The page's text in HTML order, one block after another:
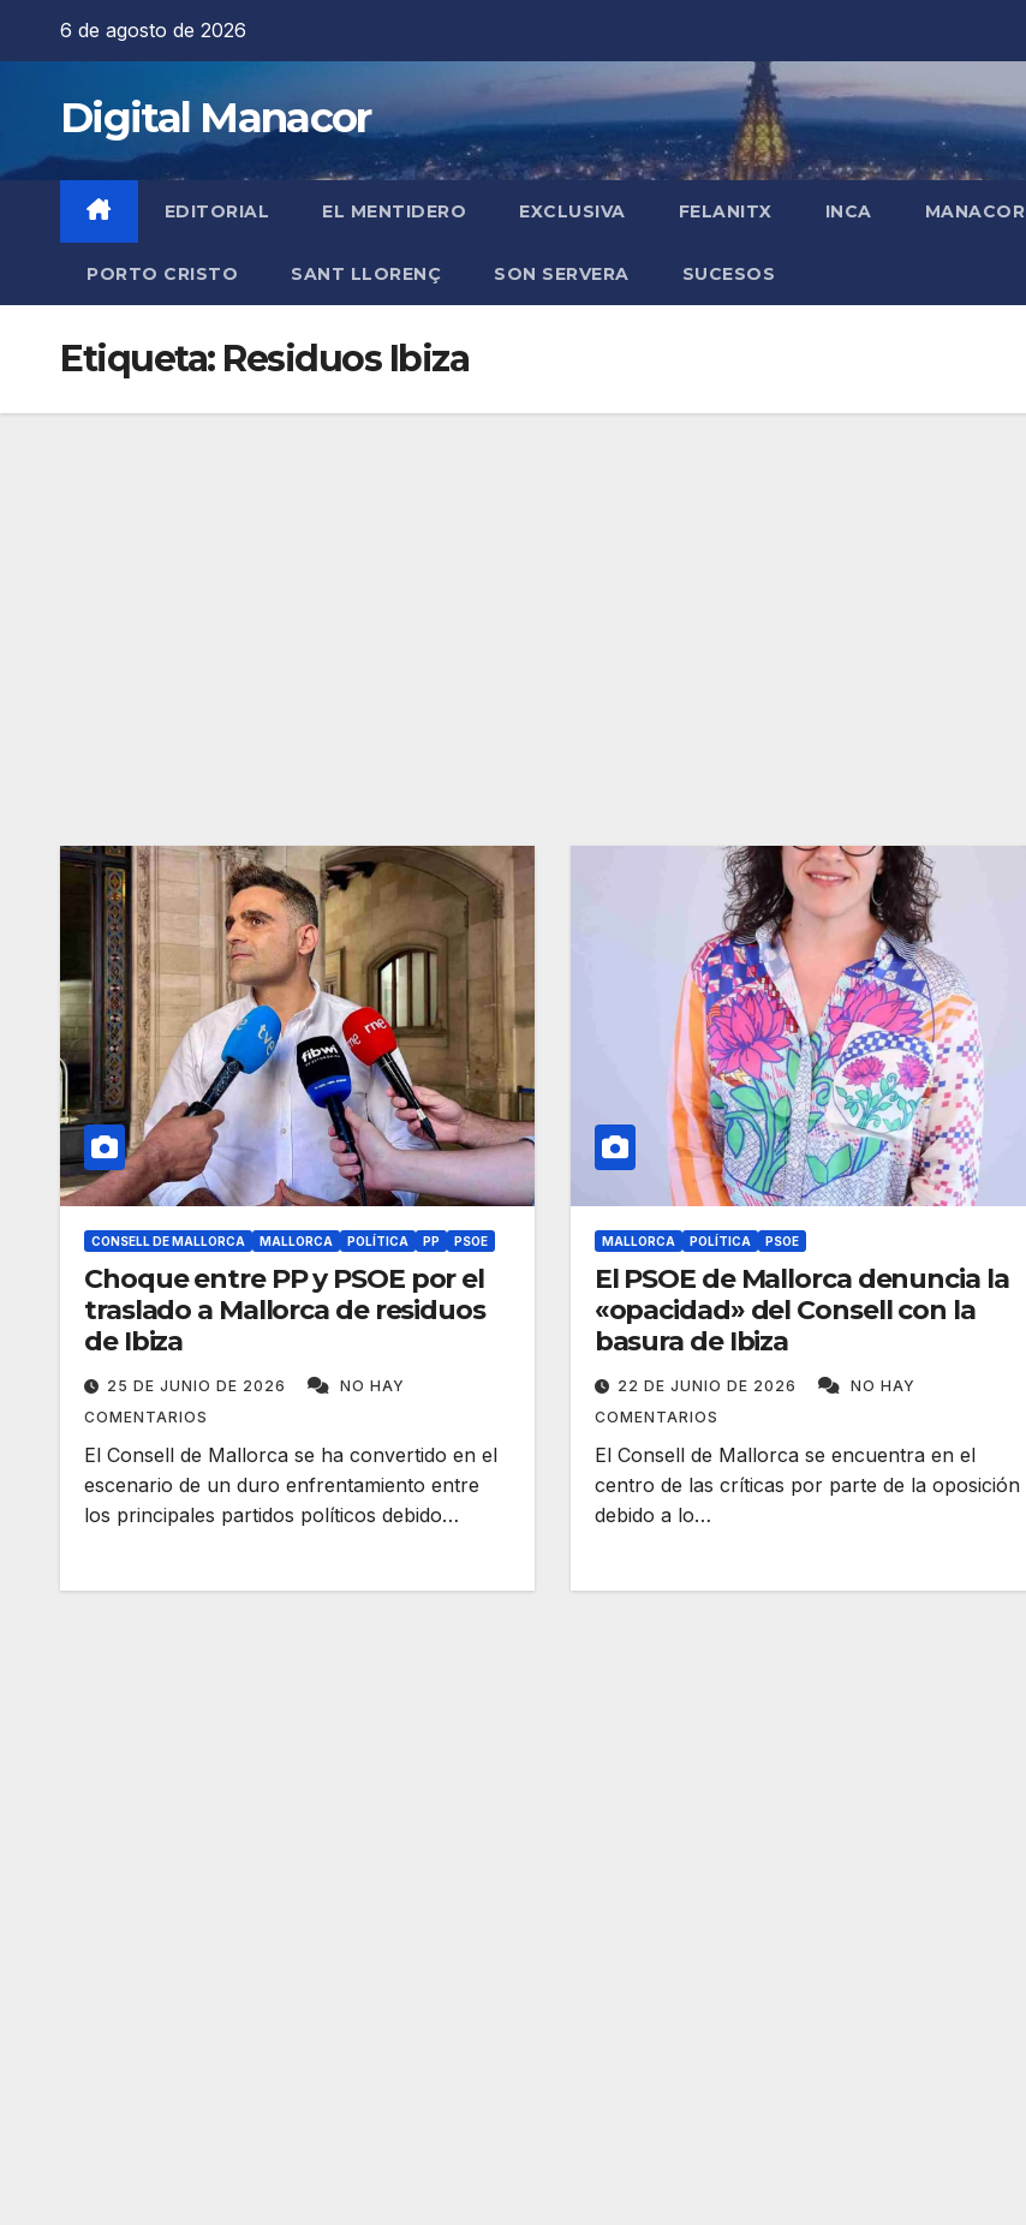
6 de agosto de 2026
Digital Manacor
EDITORIAL EL MENTIDERO EXCLUSIVA FELANITX INCA MANACOR
PORTO CRISTO SANT LLORENÇ SON SERVERA SUCESOS
Etiqueta: Residuos Ibiza
CONSELL DE MALLORCA MALLORCA POLÍTICA PP PSOE
Choque entre PP y PSOE por el
traslado a Mallorca de residuos
de Ibiza
25 DE JUNIO DE 2026
NO HAY
COMENTARIOS
El Consell de Mallorca se ha convertido en el
escenario de un duro enfrentamiento entre
los principales partidos políticos debido…
MALLORCA POLÍTICA PSOE
El PSOE de Mallorca denuncia la
«opacidad» del Consell con la
basura de Ibiza
22 DE JUNIO DE 2026
NO HAY
COMENTARIOS
El Consell de Mallorca se encuentra en el
centro de las críticas por parte de la oposición
debido a lo…